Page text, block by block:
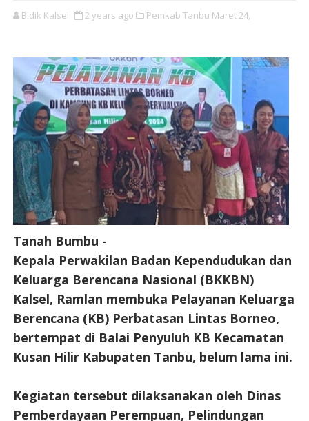
Bidik Kalsel 2 years ago Pemkab Tanbu Maret 24,
Tanah Bumbu -
Kepala Perwakilan Badan Kependudukan dan
Keluarga Berencana Nasional (BKKBN)
Kalsel, Ramlan membuka Pelayanan Keluarga
Berencana (KB) Perbatasan Lintas Borneo,
bertempat di Balai Penyuluh KB Kecamatan
Kusan Hilir Kabupaten Tanbu, belum lama ini.
Kegiatan tersebut dilaksanakan oleh Dinas
Pemberdayaan Perempuan, Pelindungan